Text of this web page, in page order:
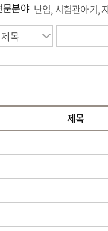
문분야 난임, 시험관아기,
제목